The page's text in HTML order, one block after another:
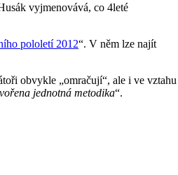
vyjmenovává, co 4leté
pololetí 2012“. V něm lze najít
obvykle „omračují“, ale i ve vztahu
jednotná metodika“.